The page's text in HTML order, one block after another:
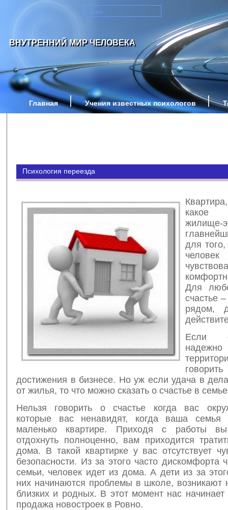
ВНУТРЕННИЙ МИР ЧЕЛОВЕКА
Главная Учения известных психологов
Психология переезда
какое
жилище-
для
Для
счастье
рядом,
Если
достижения в бизнесе. Но уж если удача в
от жилья, то что можно сказать о счастье в
Нельзя говорить о счастье когда вас
которые вас ненавидят, когда ваша семья
маленько квартире. Приходя с работы
отдохнуть полноценно, вам приходится
дома. В такой квартирке у вас отсутствует
безопасности. Из за этого часто дискомфорта
семьи, человек идет из дома. А дети из за
них начинаются проблемы в школе, возникают
близких и родных. В этот момент нас начинает
продажа новостроек в Ровно.